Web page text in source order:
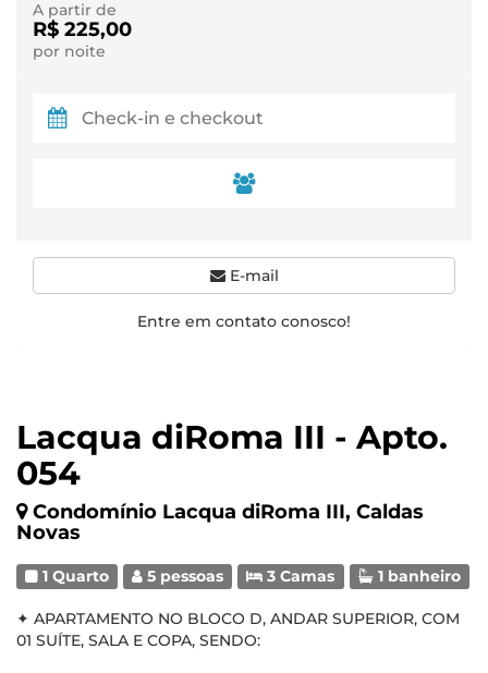
Lacqua diRoma III - Apto.
054
Condomínio Lacqua diRoma III, Caldas
Novas
1 Quarto 5 pessoas 3 Camas 1 banheiro
✦ APARTAMENTO NO BLOCO D, ANDAR SUPERIOR, COM
01 SUÍTE, SALA E COPA, SENDO:
A partir de
R$ 225,00
por noite
E-mail
Entre em contato conosco!